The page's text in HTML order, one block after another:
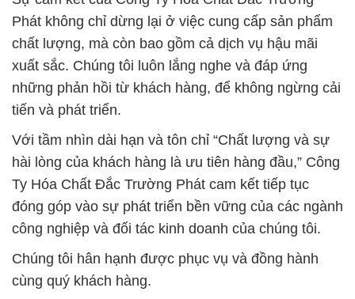
# Thương mại # phân phối Hóa Chất Công Nghiệp
hóa chất Sodium Hydroxide Hột / Powder Hydroxide
Sodium
# Địa chỉ bán ∞ kinh doanh Hóa Chất Công Nghiệp
hóa chất Sodium Hydroxide Hột / Powder Hydroxide
Sodium
# Địa chỉ chuyên cung cấp / bán Hóa Chất Công
Nghiệp hóa chất Sodium Hydroxide Hột / Powder
Hydroxide Sodium
# Công ty cung cấp ¶ cung ứng Hóa Chất Công
Nghiệp hóa chất Sodium Hydroxide Hột / Powder
Hydroxide Sodium
# Nơi cung ứng ƒ bán Hóa Chất Công Nghiệp hóa